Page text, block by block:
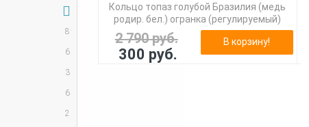
8
6
3
6
2
Кольцо топаз голубой Бразилия (медь
родир. бел.) огранка (регулируемый)
2 790 руб.
300 руб.
В корзину!